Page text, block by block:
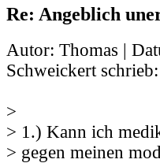
Re: Angeblich
Autor: Thomas |
Schweickert schrieb:
>
> 1.) Kann ich
> gegen meinen